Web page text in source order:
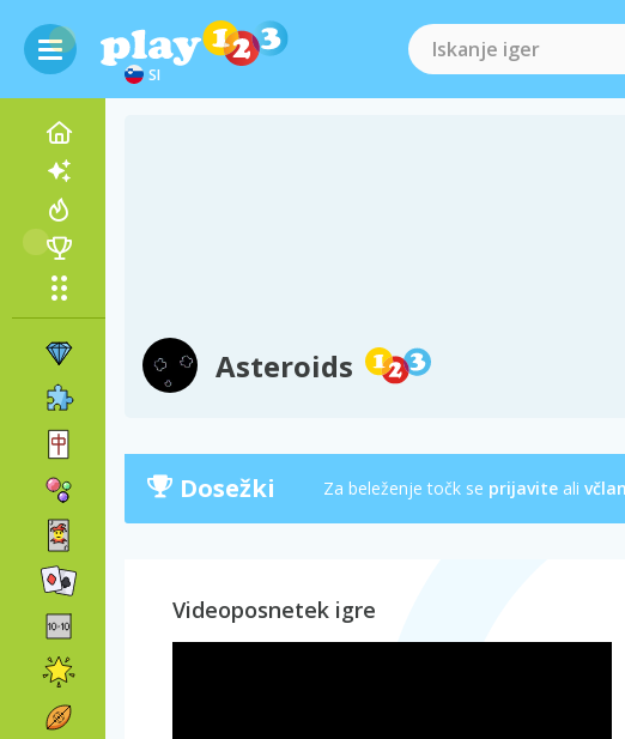
SI
Asteroids
Dosežki Za beleženje točk se prijavite ali
Videoposnetek igre